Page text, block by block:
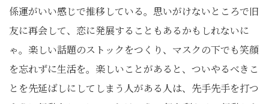
係運がいい感じで推移している。思いがけないところで旧
友に再会して、恋に発展することもあるかもしれないに
ゃ。楽しい話題のストックをつくり、マスクの下でも笑顔
を忘れずに生活を。楽しいことがあると、ついやるべきこ
とを先延ばしにしてしまう人がある人は、先手先手を打つ